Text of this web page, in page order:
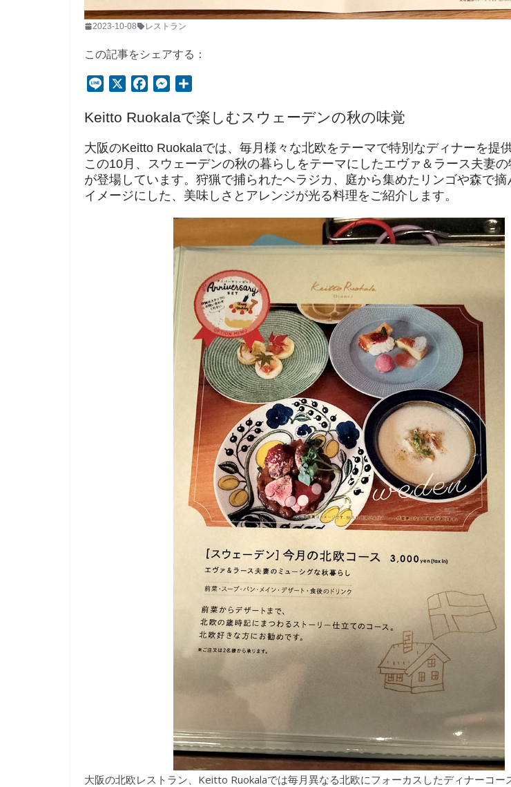
2023-10-08 レストラン
この記事をシェアする：
n
c
b
o
o
k
s
e
n
g
e
Keitto Ruokalaで楽しむスウェーデンの秋の味覚
大阪のKeitto Ruokalaでは、毎月様々な北欧をテーマで特別なディナーを提
この10月、スウェーデンの秋の暮らしをテーマにしたエヴァ＆ラース夫妻
が登場しています。狩猟で捕られたヘラジカ、庭から集めたリンゴや森で摘
イメージにした、美味しさとアレンジが光る料理をご紹介します。
大阪の北欧レストラン、Keitto Ruokalaでは毎月異なる北欧にフォーカスしたディナーコー